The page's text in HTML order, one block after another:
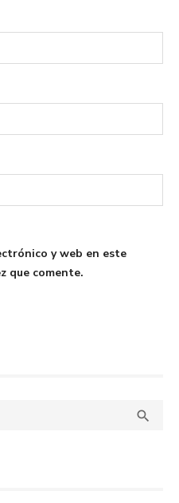
y web en este
que comente.
